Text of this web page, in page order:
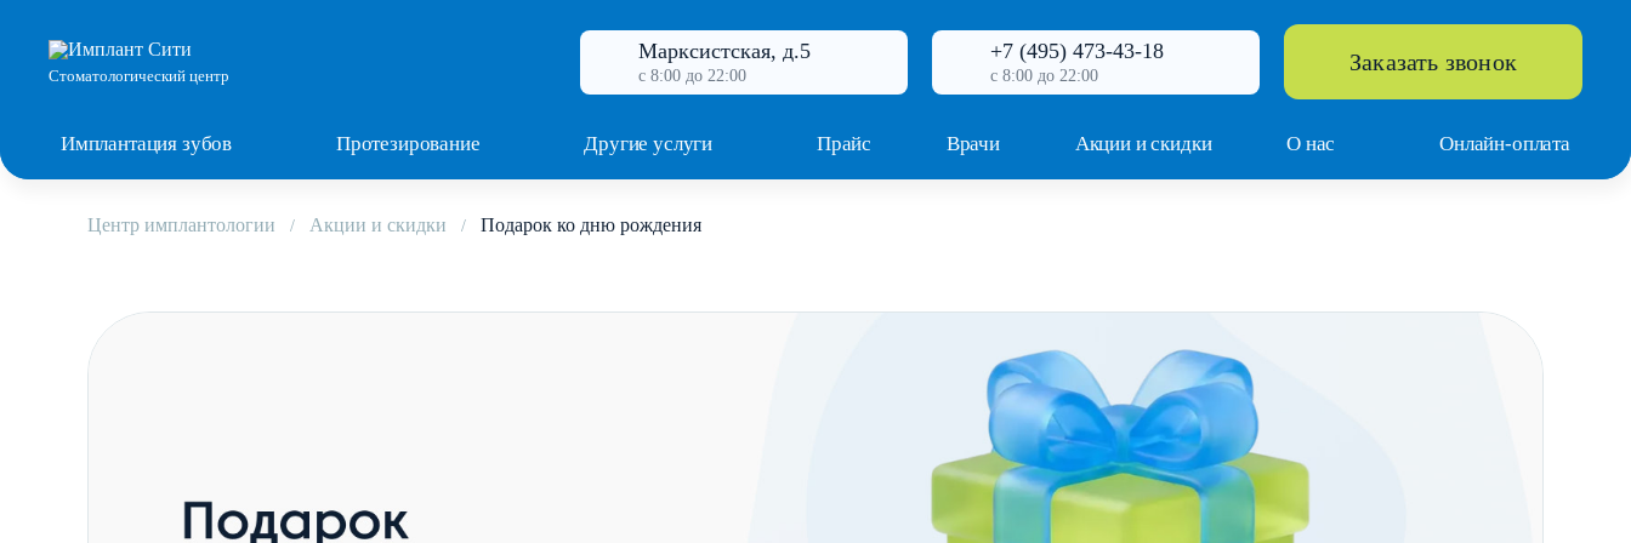
Стоматологический центр
Марксистская, д.5
с 8:00 до 22:00
+7 (495) 473-43-18
с 8:00 до 22:00 Заказать звонок
Имплантация зубов Протезирование Другие услуги Прайс Врачи Акции и скидки О нас Онлайн-оплата
Центр имплантологии Акции и скидки Подарок ко дню рождения